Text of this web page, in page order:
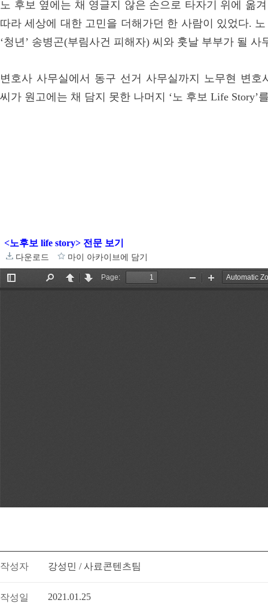
노 후보 옆에는 채 영글지 않은 손으로 타자기 위에 옮
따라 세상에 대한 고민을 더해가던 한 사람이 있었다.
‘청년’ 송병곤(부림사건 피해자) 씨와 훗날 부부가 될 사
변호사 사무실에서 동구 선거 사무실까지 노무현 변
씨가 원고에는 채 담지 못한 나머지 ‘노 후보 Life Story’
<노후보 life story> 전문 보기
다운로드 마이 아카이브에 담기
작성자 강성민 / 사료콘텐츠팀
작성일 2021.01.25